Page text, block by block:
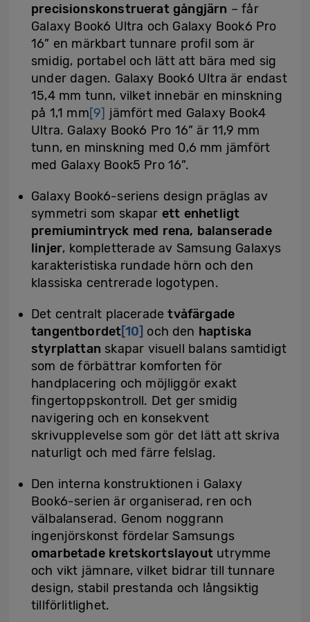
precisionskonstruerat gångjärn – får
Galaxy Book6 Ultra och Galaxy Book6 Pro
16” en märkbart tunnare profil som är
smidig, portabel och lätt att bära med sig
under dagen. Galaxy Book6 Ultra är endast
15,4 mm tunn, vilket innebär en minskning
på 1,1 mm[9] jämfört med Galaxy Book4
Ultra. Galaxy Book6 Pro 16” är 11,9 mm
tunn, en minskning med 0,6 mm jämfört
med Galaxy Book5 Pro 16”.
Galaxy Book6-seriens design präglas av
symmetri som skapar ett enhetligt
premiumintryck med rena, balanserade
linjer, kompletterade av Samsung Galaxys
karakteristiska rundade hörn och den
klassiska centrerade logotypen.
Det centralt placeradetvåfärgade
tangentbordet[10] och den haptiska
styrplattan skapar visuell balans samtidigt
som de förbättrar komforten för
handplacering och möjliggör exakt
fingertoppskontroll. Det ger smidig
navigering och en konsekvent
skrivupplevelse som gör det lätt att skriva
naturligt och med färre felslag.
Den interna konstruktionen i Galaxy
Book6-serien är organiserad, ren och
välbalanserad. Genom noggrann
ingenjörskonst fördelar Samsungs
omarbetade kretskortslayoututrymme
och vikt jämnare, vilket bidrar till tunnare
design, stabil prestanda och långsiktig
tillförlitlighet.